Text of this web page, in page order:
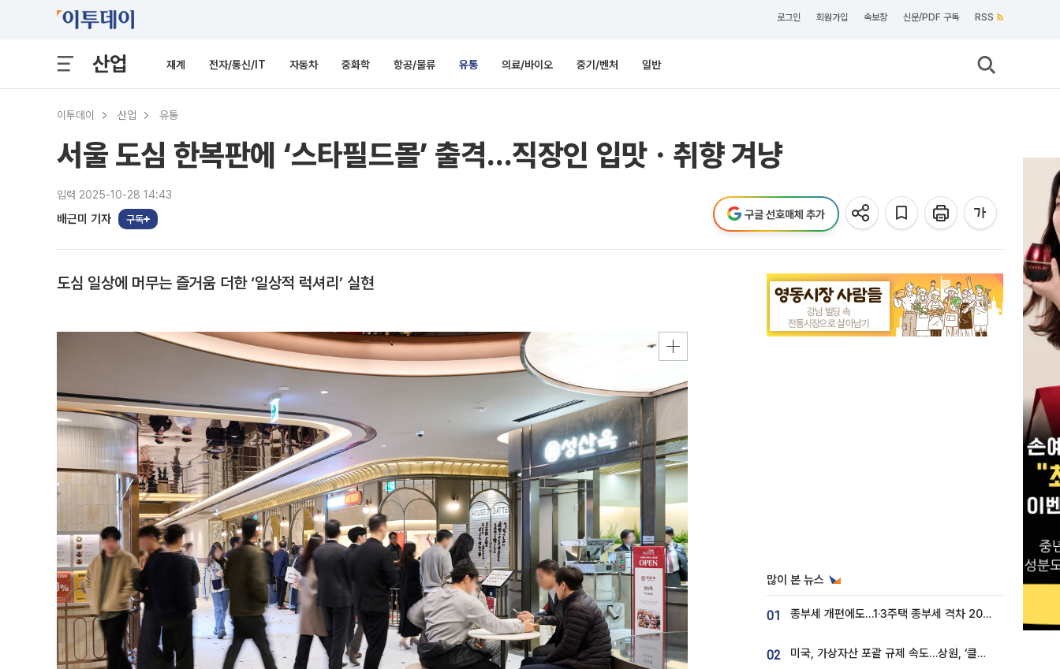
로그인 회원가입 속보창 신문/PDF 구독 RSS
산업 재계 전자/통신/IT 자동차 중화학 항공/물류 유통 의료/바이오 중기/벤처 일반
이투데이 산업 유통
서울 도심 한복판에 ‘스타필드몰’ 출격…직장인 입맛ㆍ취향 겨냥
입력 2025-10-28 14:43
배근미 기자 구독 구글 선호매체 추가
도심 일상에 머무는 즐거움 더한 ‘일상적 럭셔리’ 실현
많이 본 뉴스
01 종부세 개편에도…1·3주택 종부세 격차 2028년부터 확대
02 미국, 가상자산 포괄 규제 속도…상원, ‘클래리티법’ 9월 절차투표 추진